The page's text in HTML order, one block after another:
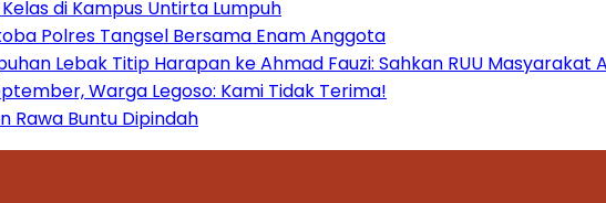
di Kampus Untirta Lumpuh
Polres Tangsel Bersama Enam Anggota
Lebak Titip Harapan ke Ahmad Fauzi: Sahkan RUU Masyarakat
Warga Legoso: Kami Tidak Terima!
Rawa Buntu Dipindah